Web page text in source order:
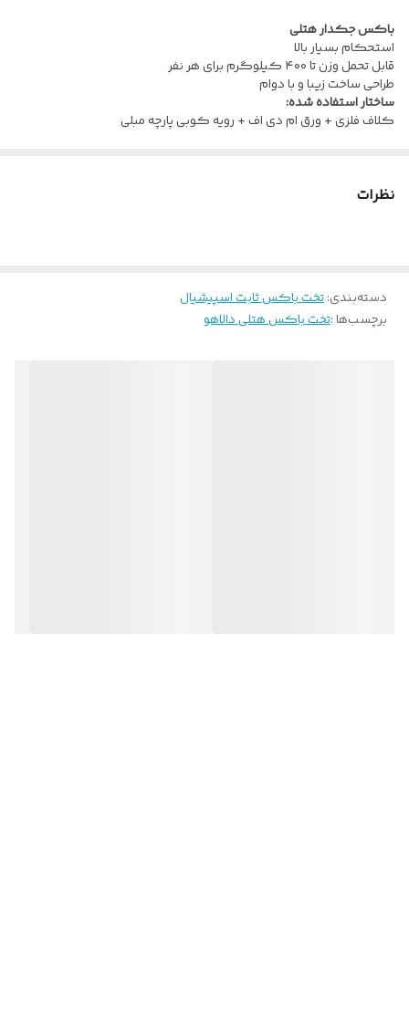
باکس جکدار هتلی
استحکام بسیار بالا
قابل تحمل وزن تا ۴۰۰ کیلوگرم برای هر نفر
طراحی ساخت زیبا و با دوام
ساختار استفاده شده:
کلاف فلزی + ورق ام دی اف + رویه کوبی پارچه مبلی
نظرات
دسته‌بندی:تخت باکس ثابت اسپیشیال
برچسب‌ها :تخت باکس هتلی دالاهو